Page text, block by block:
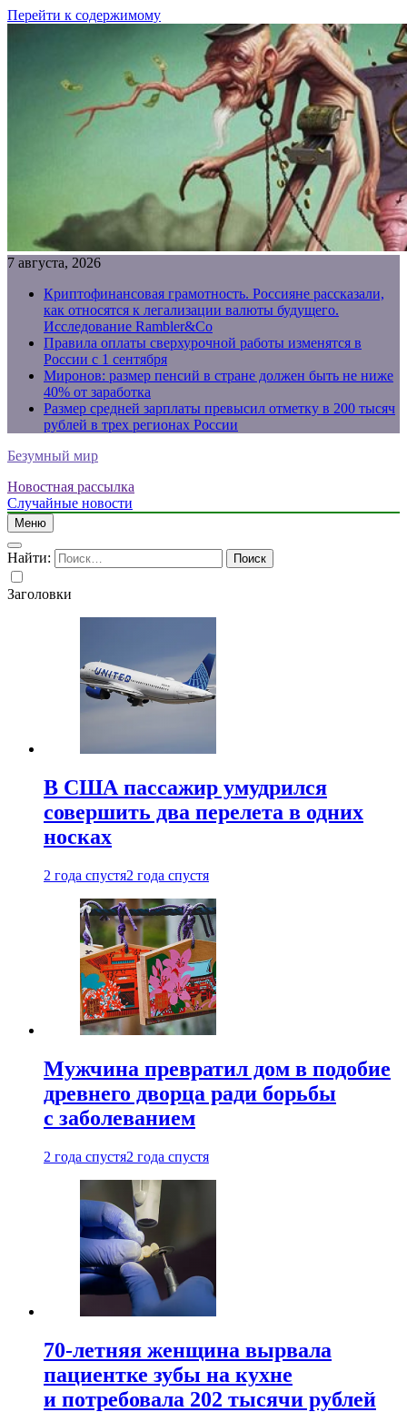
Перейти к содержимому
7 августа, 2026
Криптофинансовая грамотность. Россияне рассказали,
как относятся к легализации валюты будущего.
Исследование Rambler&Co
Правила оплаты сверхурочной работы изменятся в
России с 1 сентября
Миронов: размер пенсий в стране должен быть не ниже
40% от заработка
Размер средней зарплаты превысил отметку в 200 тысяч
рублей в трех регионах России
Безумный мир
Новостная рассылка
Случайные новости
Меню
Найти:
Заголовки
В США пассажир умудрился
совершить два перелета в одних
носках
2 года спустя2 года спустя
Мужчина превратил дом в подобие
древнего дворца ради борьбы
с заболеванием
2 года спустя2 года спустя
70-летняя женщина вырвала
пациентке зубы на кухне
и потребовала 202 тысячи рублей